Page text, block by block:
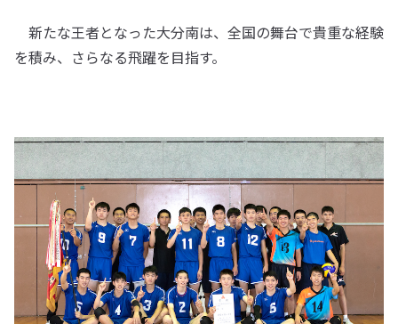
新たな王者となった大分南は、全国の舞台で貴重な経験
を積み、さらなる飛躍を目指す。